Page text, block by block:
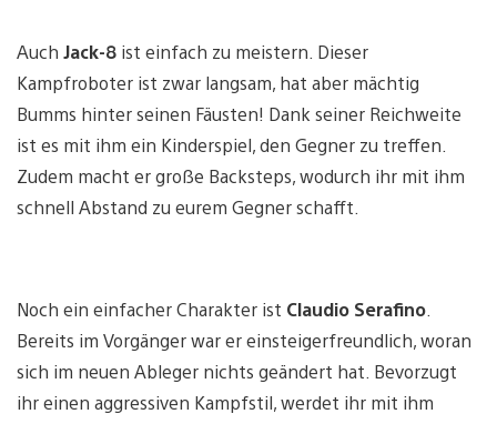
Auch Jack-8 ist einfach zu meistern. Dieser
Kampfroboter ist zwar langsam, hat aber mächtig
Bumms hinter seinen Fäusten! Dank seiner Reichweite
ist es mit ihm ein Kinderspiel, den Gegner zu treffen.
Zudem macht er große Backsteps, wodurch ihr mit ihm
schnell Abstand zu eurem Gegner schafft.
Noch ein einfacher Charakter ist Claudio Serafino
Bereits im Vorgänger war er einsteigerfreundlich, woran
sich im neuen Ableger nichts geändert hat. Bevorzugt
ihr einen aggressiven Kampfstil, werdet ihr mit ihm